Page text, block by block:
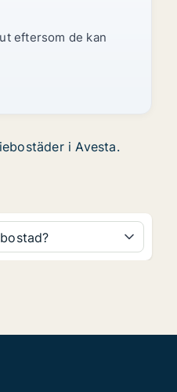
eftersom de kan
i Avesta.